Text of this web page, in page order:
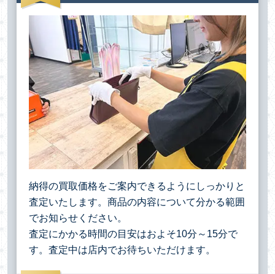
納得の買取価格をご案内できるようにしっかりと
査定いたします。商品の内容について分かる範囲
でお知らせください。
査定にかかる時間の目安はおよそ10分～15分で
す。査定中は店内でお待ちいただけます。